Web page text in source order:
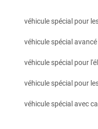
véhicule spécial pour
véhicule spécial avancé
véhicule spécial pour
véhicule spécial pour
véhicule spécial avec